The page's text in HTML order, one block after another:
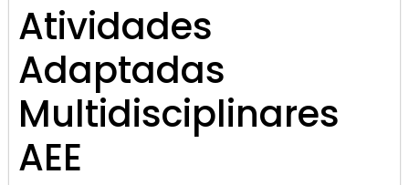
Atividades
Adaptadas
Multidisciplinares
AEE